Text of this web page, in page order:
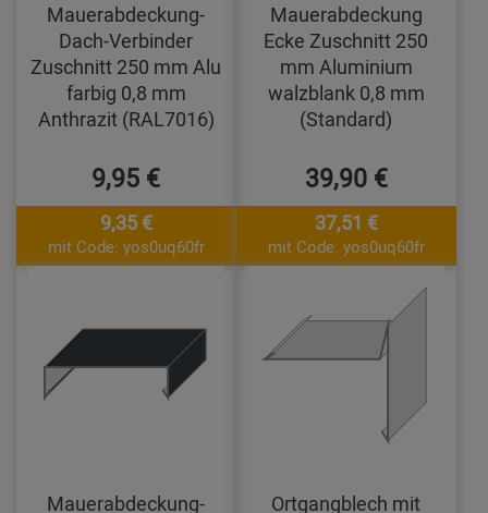
Mauerabdeckung-
Dach-Verbinder
Zuschnitt 250 mm Alu
farbig 0,8 mm
Anthrazit (RAL7016)
9,95 €
9,35 €
mit Code: yos0uq60fr
Mauerabdeckung
Ecke Zuschnitt 250
mm Aluminium
walzblank 0,8 mm
(Standard)
39,90 €
37,51 €
mit Code: yos0uq60fr
Mauerabdeckung-
Ortgangblech mit